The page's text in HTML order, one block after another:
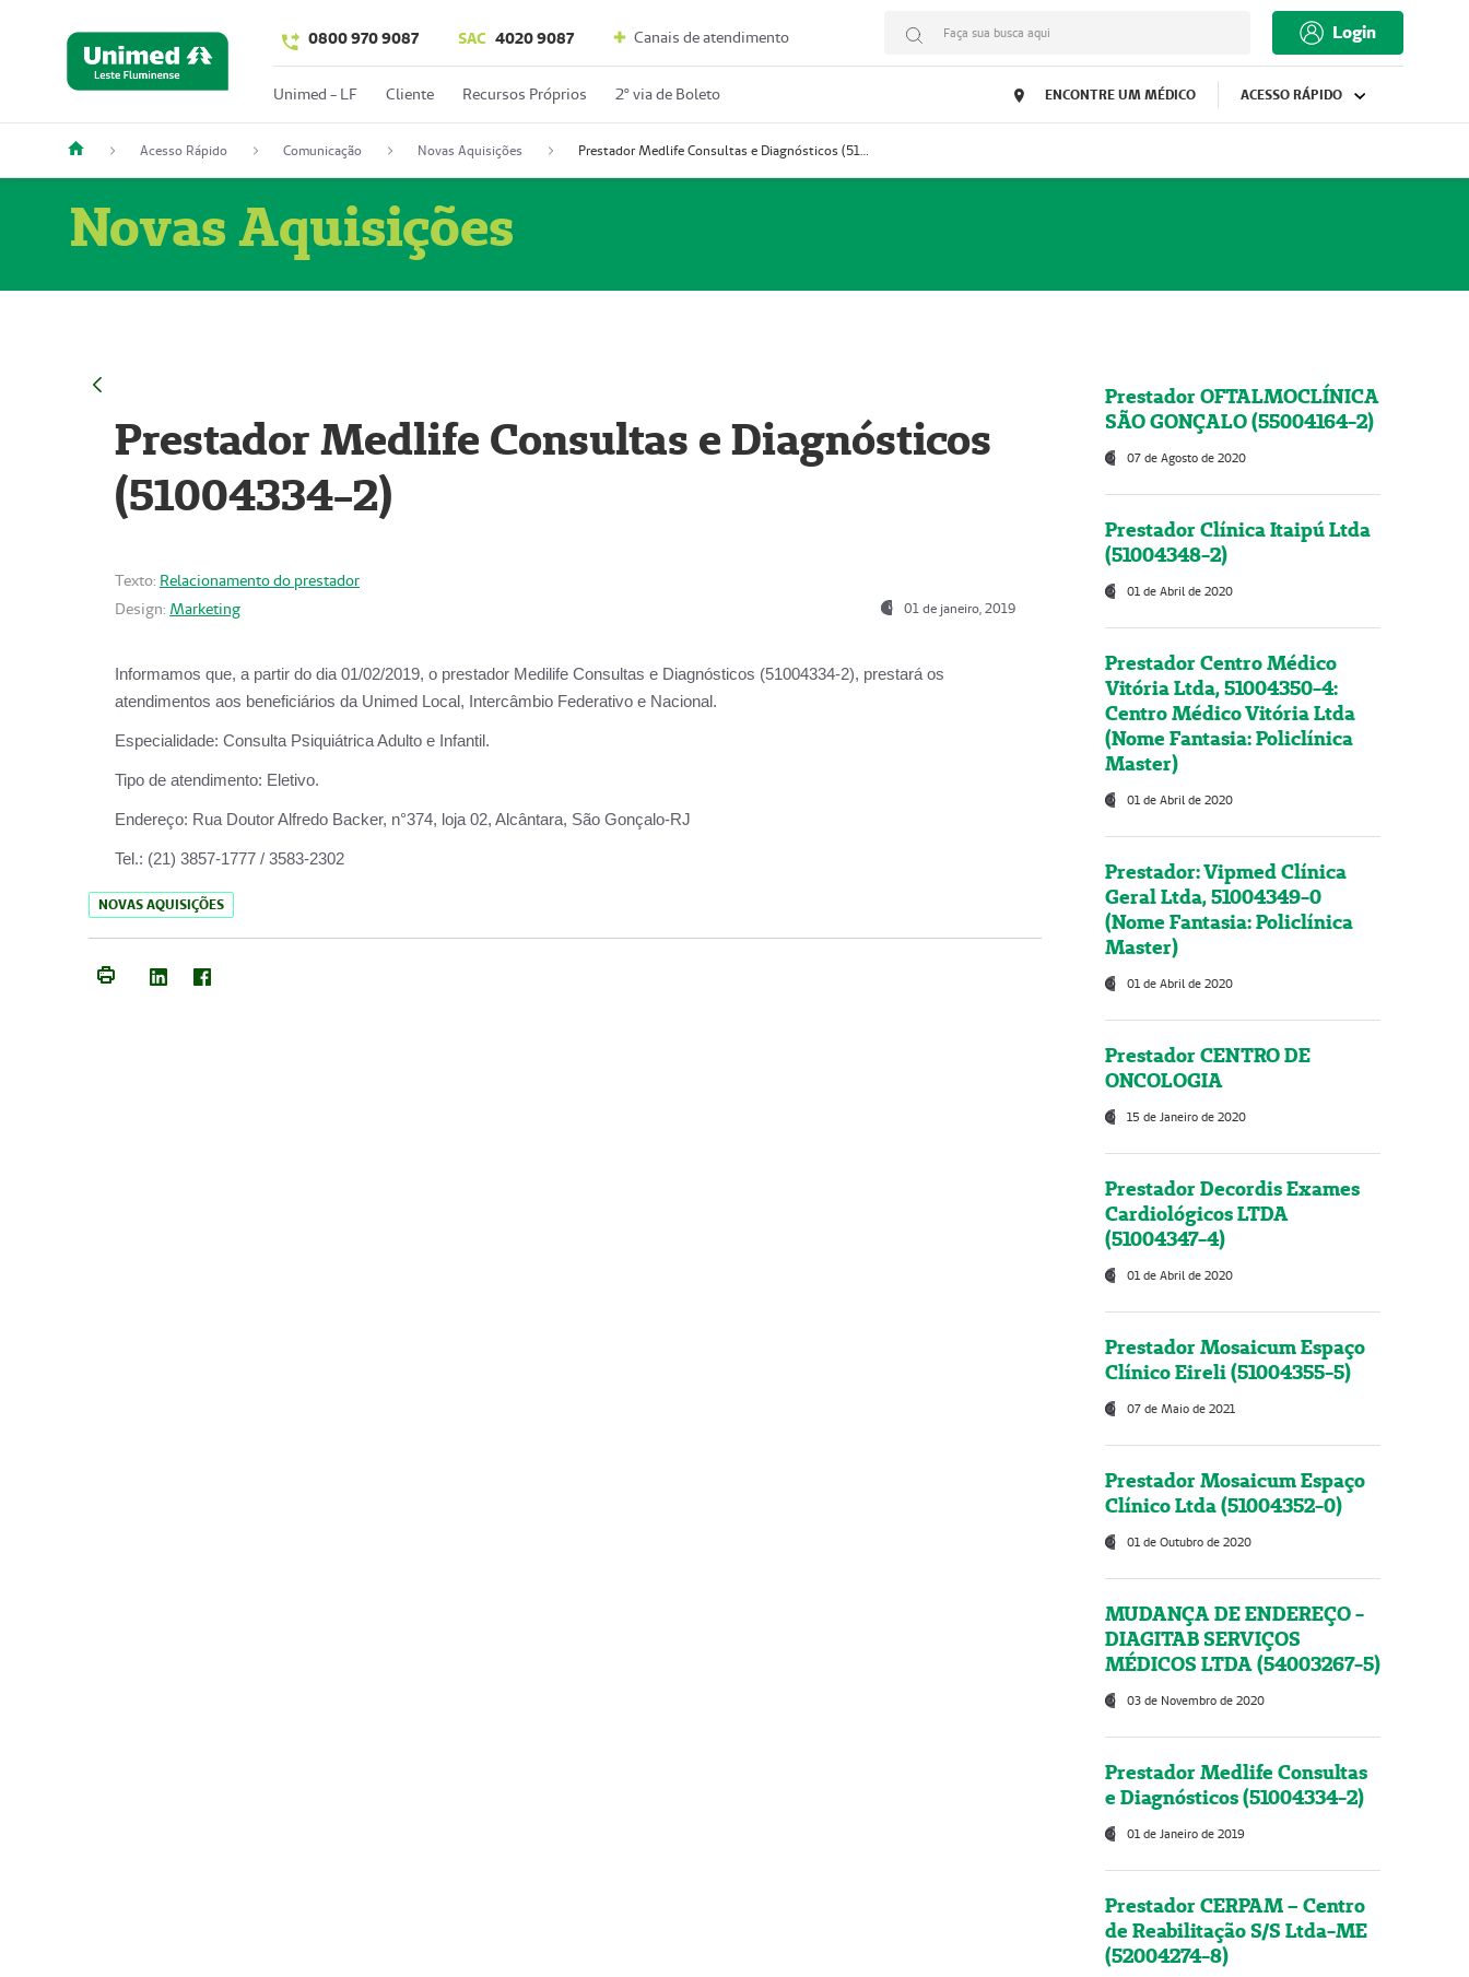
0800 970 9087 SAC 4020 9087 Canais de atendimento Faça sua busca aqui Login
Unimed - LF Cliente Recursos Próprios 2º via de Boleto ENCONTRE UM MÉDICO ACESSO RÁPIDO
Acesso Rápido Comunicação Novas Aquisições Prestador Medlife Consultas e Diagnósticos (51004334-2)
Novas Aquisições
Prestador Medlife Consultas e Diagnósticos
(51004334-2)
Texto: Relacionamento do prestador
Design: Marketing 01 de janeiro, 2019
Informamos que, a partir do dia 01/02/2019, o prestador Medilife Consultas e Diagnósticos (51004334-2), prestará os
atendimentos aos beneficiários da Unimed Local, Intercâmbio Federativo e Nacional.
Especialidade: Consulta Psiquiátrica Adulto e Infantil.
Tipo de atendimento: Eletivo.
Endereço: Rua Doutor Alfredo Backer, n°374, loja 02, Alcântara, São Gonçalo-RJ
Tel.: (21) 3857-1777 / 3583-2302
NOVAS AQUISIÇÕES
Prestador OFTALMOCLÍNICA
SÃO GONÇALO (55004164-2)
07 de Agosto de 2020
Prestador Clínica Itaipú Ltda
(51004348-2)
01 de Abril de 2020
Prestador Centro Médico
Vitória Ltda, 51004350-4:
Centro Médico Vitória Ltda
(Nome Fantasia: Policlínica
Master)
01 de Abril de 2020
Prestador: Vipmed Clínica
Geral Ltda, 51004349-0
(Nome Fantasia: Policlínica
Master)
01 de Abril de 2020
Prestador CENTRO DE
ONCOLOGIA
15 de Janeiro de 2020
Prestador Decordis Exames
Cardiológicos LTDA
(51004347-4)
01 de Abril de 2020
Prestador Mosaicum Espaço
Clínico Eireli (51004355-5)
07 de Maio de 2021
Prestador Mosaicum Espaço
Clínico Ltda (51004352-0)
01 de Outubro de 2020
MUDANÇA DE ENDEREÇO -
DIAGITAB SERVIÇOS
MÉDICOS LTDA (54003267-5)
03 de Novembro de 2020
Prestador Medlife Consultas
e Diagnósticos (51004334-2)
01 de Janeiro de 2019
Prestador CERPAM – Centro
de Reabilitação S/S Ltda-ME
(52004274-8)